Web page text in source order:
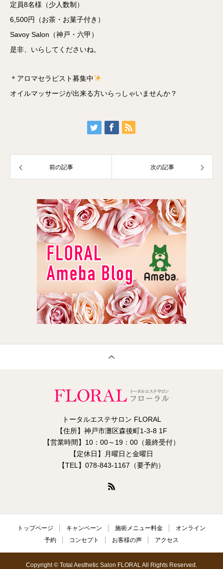
定員8名様（少人数制）
6,500円（お茶・お菓子付き）
Savoy Salon（神戸・六甲）
是非、いらしてくださいね。
＊アロマセラピスト募集中
オイルマッサージが出来る方いらっしゃいませんか？
前の記事 次の記事
トータルエステサロン FLORAL
【住所】神戸市灘区森後町1-3-8 1F
【営業時間】10：00～19：00（最終受付）
【定休日】月曜日と金曜日
【TEL】078-843-1167（要予約）
トップページ キャンペーン 施術メニュー料金
オンライン
予約
コンセプト お客様の声 アクセス
Copyright © Total Aesthetic Salon FLORAL All Rights Reserved.